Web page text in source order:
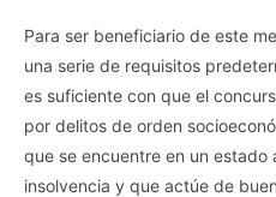
Para ser beneficiario de este
una serie de requisitos
es suficiente con que el
por delitos de orden
que se encuentre en un estado
insolvencia y que actúe de